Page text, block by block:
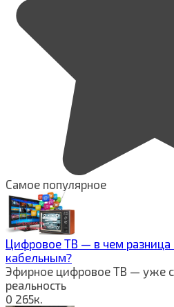
Самое популярное
Цифровое ТВ — в чем
кабельным?
Эфирное цифровое ТВ — уже
реальность
0 265к.